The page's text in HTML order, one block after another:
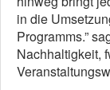
in die
Programms.”
Nachhaltigkeit,